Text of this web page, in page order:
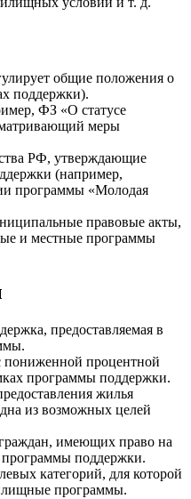
общие положения о
поддержки).
ФЗ «О статусе
меры
РФ, утверждающие
(например,
программы «Молодая
правовые акты,
и местные программы
предоставляемая в
пониженной процентной
программы поддержки.
жилья
из возможных целей
имеющих право на
поддержки.
категорий, для которой
программы.